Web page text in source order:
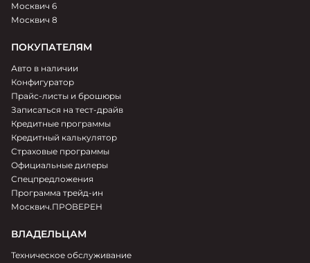
Москвич 6
Москвич 8
ПОКУПАТЕЛЯМ
Авто в наличии
Конфигуратор
Прайс-листы и брошюры
Записаться на тест-драйв
Кредитные программы
Кредитный калькулятор
Страховые программы
Официальные дилеры
Спецпредложения
Программа трейд-ин
Москвич.ПРОВЕРЕН
ВЛАДЕЛЬЦАМ
Техническое обслуживание